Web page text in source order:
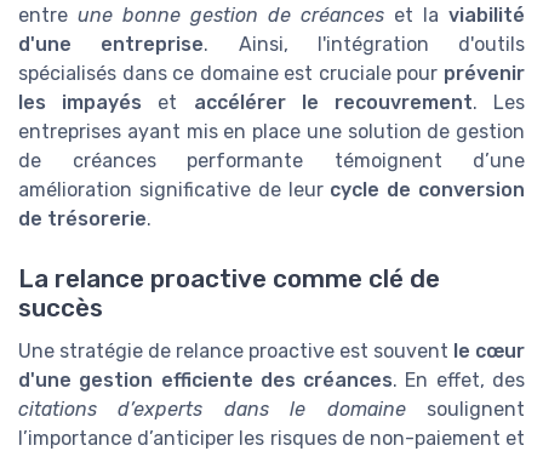
entre une bonne gestion de créances et la viabilité
d'une entreprise. Ainsi, l'intégration d'outils
spécialisés dans ce domaine est cruciale pour prévenir
les impayés et accélérer le recouvrement. Les
entreprises ayant mis en place une solution de gestion
de créances performante témoignent d’une
amélioration significative de leur cycle de conversion
de trésorerie.
La relance proactive comme clé de
succès
Une stratégie de relance proactive est souvent le cœur
d'une gestion efficiente des créances. En effet, des
citations d’experts dans le domainesoulignent
l’importance d’anticiper les risques de non-paiement et